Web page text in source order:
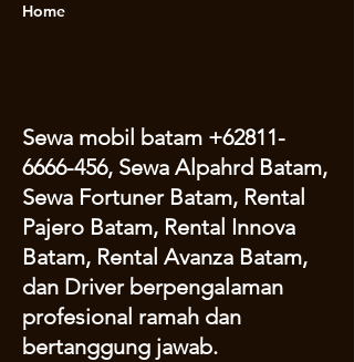
Home
Sewa mobil batam +62811-
6666-456, Sewa Alpahrd Batam,
Sewa Fortuner Batam, Rental
Pajero Batam, Rental Innova
Batam, Rental Avanza Batam,
dan Driver berpengalaman
profesional ramah dan
bertanggung jawab.